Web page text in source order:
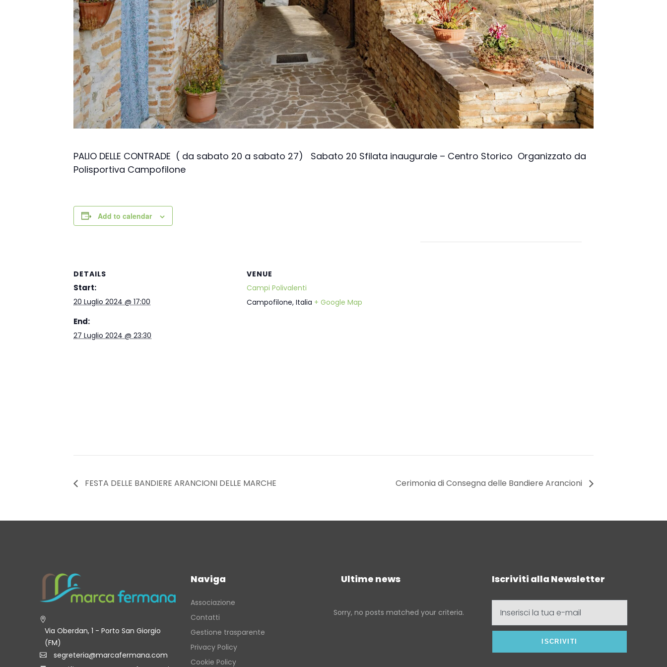
quelle dell’entroterra
Passi di pietra fra borghi e castelli
del fermano
Verso la porta dei Monti Sibillini
PALIO DELLE CONTRADE ( da sabato 20 a sabato 27) Sabato 20 Sfilata inaugurale – Centro Storico Organizzato da
Polisportiva Campofilone
Add to calendar
DETAILS
Start:
20 Luglio 2024 @ 17:00
End:
27 Luglio 2024 @ 23:30
VENUE
Campi Polivalenti
Campofilone, Italia + Google Map
FESTA DELLE BANDIERE ARANCIONI DELLE MARCHE Cerimonia di Consegna delle Bandiere Arancioni
Via Oberdan, 1 - Porto San Giorgio
(FM)
segreteria@marcafermana.com
Naviga
Associazione
Contatti
Gestione trasparente
Privacy Policy
Cookie Policy
Ultime news
Sorry, no posts matched your criteria.
Iscriviti alla Newsletter
tua
mail